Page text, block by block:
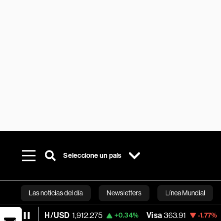
Seleccione un país
Las noticias del día Newsletters Línea Mundial
Bloomberg
ETH/USD 1,912.275 +0.34% Visa 363.91 -1.77%